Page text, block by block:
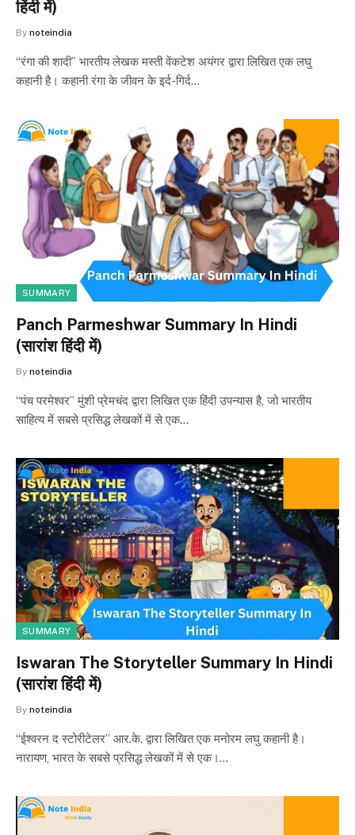
हिंदी में)
By noteindia
“रंगा की शादी” भारतीय लेखक मस्ती वेंकटेश अयंगर द्वारा लिखित एक लघु
कहानी है। कहानी रंगा के जीवन के इर्द-गिर्द…
SUMMARY
Panch Parmeshwar Summary In Hindi
(सारांश हिंदी में)
By noteindia
“पंच परमेश्वर” मुंशी प्रेमचंद द्वारा लिखित एक हिंदी उपन्यास है, जो भारतीय
साहित्य में सबसे प्रसिद्ध लेखकों में से एक…
SUMMARY
Iswaran The Storyteller Summary In Hindi
(सारांश हिंदी में)
By noteindia
“ईश्वरन द स्टोरीटेलर” आर.के. द्वारा लिखित एक मनोरम लघु कहानी है।
नारायण, भारत के सबसे प्रसिद्ध लेखकों में से एक।…